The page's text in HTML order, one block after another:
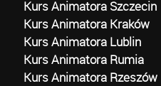
Kurs Animatora Szczecin
Kurs Animatora Kraków
Kurs Animatora Lublin
Kurs Animatora Rumia
Kurs Animatora Rzeszów